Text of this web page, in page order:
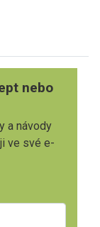
nebo
a návody
ve své e-